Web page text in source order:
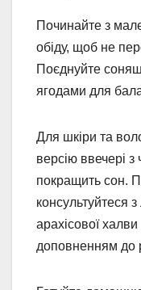
Починайте з
обіду, щоб не
Поєднуйте
ягодами для
Для шкіри та
версію ввечері
покращить сон.
консультуйтеся
арахісової
доповненням до